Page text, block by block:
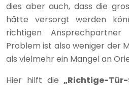
dies aber auch, dass die
hätte versorgt werden
richtigen
Problem ist also weniger der
als vielmehr ein Mangel an
Hier hilft die„Richtige-